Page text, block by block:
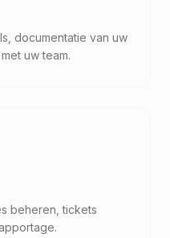
documentatie van uw
uw team.
beheren, tickets